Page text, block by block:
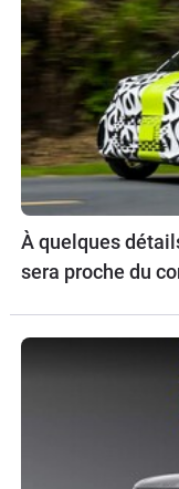
À quelques
sera proche du